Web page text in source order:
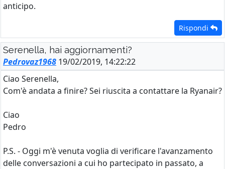
anticipo.
Rispondi
Serenella, hai aggiornamenti?
Pedrovaz1968 19/02/2019, 14:22:22
Ciao Serenella,
Com'è andata a finire? Sei riuscita a contattare la Ryanair?
Ciao
Pedro
P.S. - Oggi m'è venuta voglia di verificare l'avanzamento
delle conversazioni a cui ho partecipato in passato, a